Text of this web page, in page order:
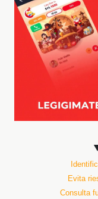
Evita
Consulta